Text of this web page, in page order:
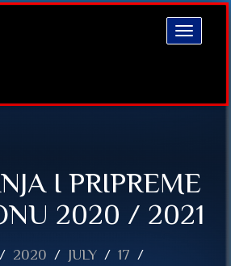
Toggle
I PRIPREME
2020 / 2021
2020 JULY
17